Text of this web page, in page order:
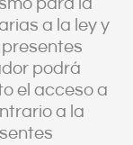
para la
a la ley y
podrá
el acceso a
a la